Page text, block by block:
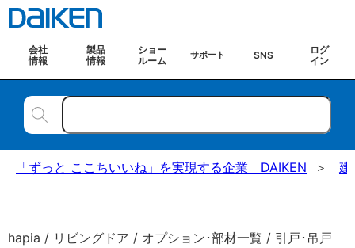
会社
情報
製品
情報
ショー
ルーム
サポート SNS
ログ
イン
「ずっと ここちいいね」を実現する企業 DAIKEN 建
hapia / リビングドア / オプション･部材一覧 / 引戸･吊戸